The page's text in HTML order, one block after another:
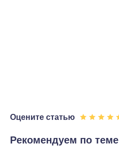
Оцените статью
Рекомендуем по теме